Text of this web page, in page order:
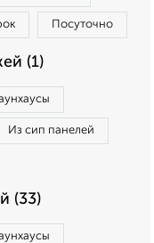
Посуточно
(1)
Из сип панелей
(33)